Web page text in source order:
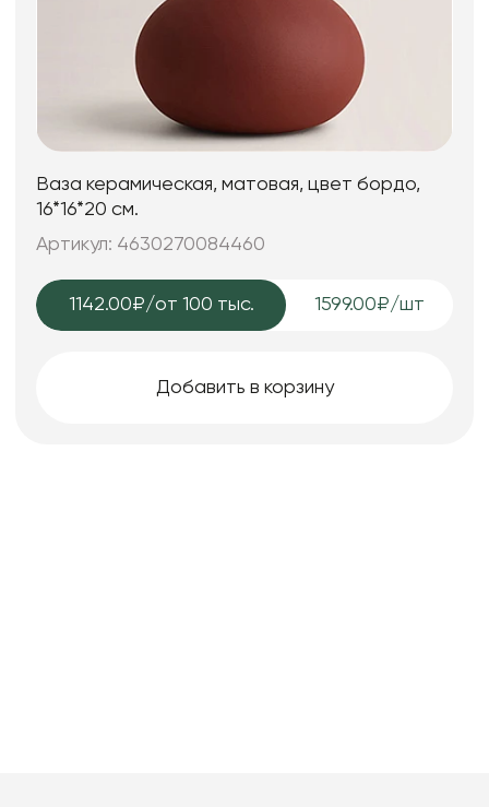
Ваза керамическая, матовая, цвет бордо,
16*16*20 см.
Артикул: 4630270084460
1142.00₽/от 100 тыс. 1599.00₽/шт
Добавить в корзину